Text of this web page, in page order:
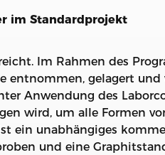
im Standardprojekt
Im Rahmen des
entnommen, gelagert
Anwendung des
wird, um alle Formen
ein unabhängiges
und eine